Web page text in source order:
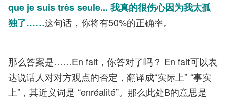
que je suis très seule... 我真的很伤心因为我太孤
独了……这句话，你将有50%的正确率。
那么答案是……En fait，你答对了吗？ En fait可以表
达说话人对对方观点的否定，翻译成“实际上” “事实
上”，其近义词是 “enréalité”。那么此处B的意思是